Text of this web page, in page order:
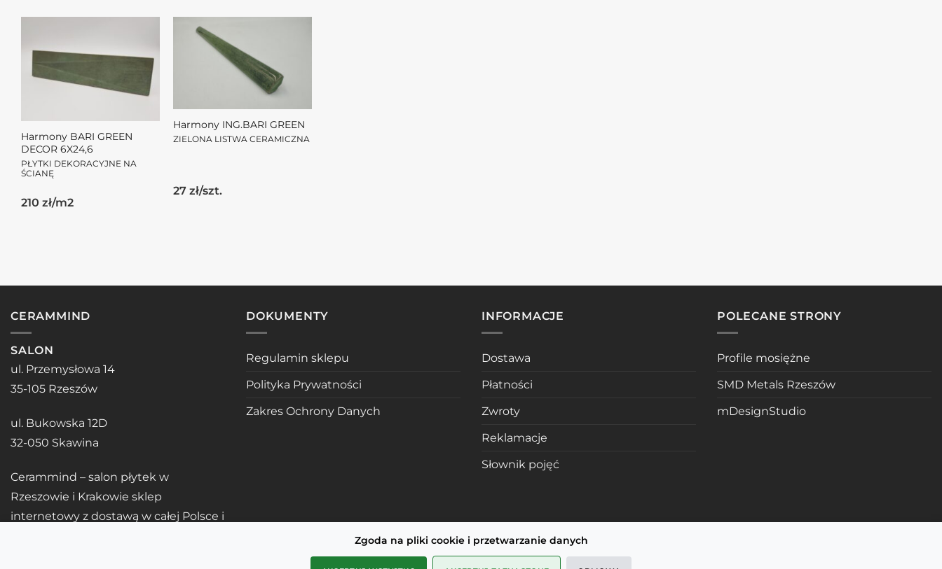
Harmony BARI GREEN
DECOR 6X24,6
PŁYTKI DEKORACYJNE NA
ŚCIANĘ
210 zł/m2
Harmony ING.BARI GREEN
ZIELONA LISTWA CERAMICZNA
27 zł/szt.
Zgoda na pliki cookie i przetwarzanie danych
CERAMMIND
SALON
ul. Przemysłowa 14
35-105 Rzeszów
ul. Bukowska 12D
32-050 Skawina
Cerammind – salon płytek w
Rzeszowie i Krakowie sklep
internetowy z dostawą w całej Polsce i
DOKUMENTY
Regulamin sklepu
Polityka Prywatności
Zakres Ochrony Danych
INFORMACJE
Dostawa
Płatności
Zwroty
Reklamacje
Słownik pojęć
POLECANE STRONY
Profile mosiężne
SMD Metals Rzeszów
mDesignStudio